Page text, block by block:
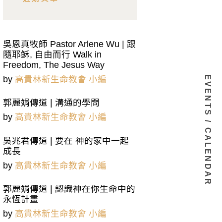
吳恩真牧師 Pastor Arlene Wu | 跟
隨耶稣, 自由而行 Walk in
Freedom, The Jesus Way
by 高貴林新生命教會 小編
郭麗娟傳道 | 溝通的學問
by 高貴林新生命教會 小編
吳兆君傳道 | 要在 神的家中一起
成長
by 高貴林新生命教會 小編
郭麗娟傳道 | 認識神在你生命中的
永恆計畫
by 高貴林新生命教會 小編
EVENTS / CALENDAR